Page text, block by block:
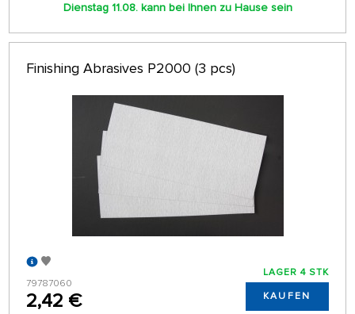
Dienstag 11.08. kann bei Ihnen zu Hause sein
Finishing Abrasives P2000 (3 pcs)
79787060
2,42 €
LAGER 4 STK
KAUFEN